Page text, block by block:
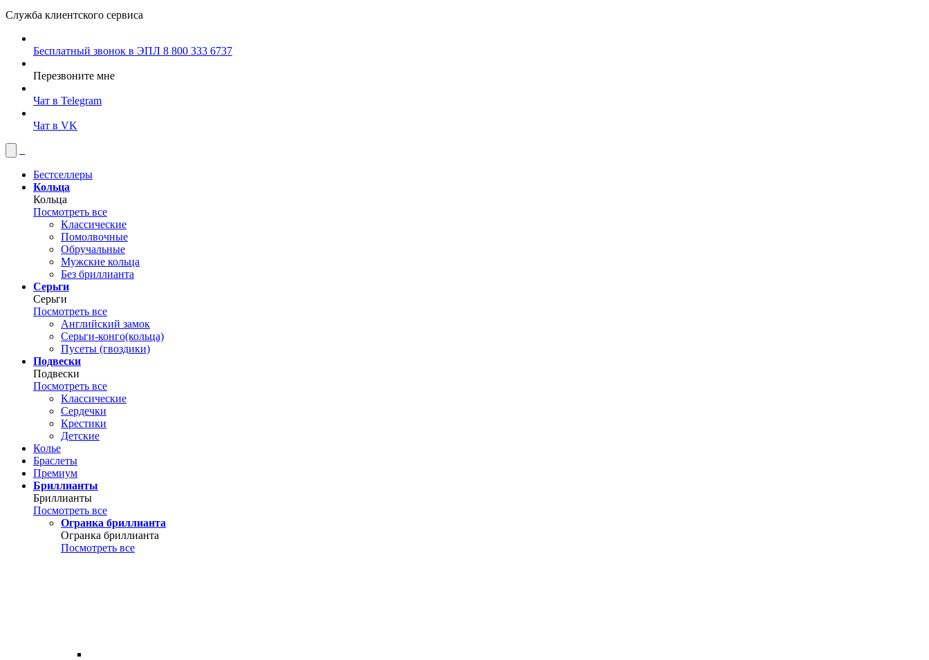
Служба клиентского сервиса
Бесплатный звонок в ЭПЛ 8 800 333 6737
Перезвоните мне
Чат в Telegram
Чат в VK
Бестселлеры
Кольца
Кольца
Посмотреть все
Классические
Помолвочные
Обручальные
Мужские кольца
Без бриллианта
Серьги
Серьги
Посмотреть все
Английский замок
Серьги-конго(кольца)
Пусеты (гвоздики)
Подвески
Подвески
Посмотреть все
Классические
Сердечки
Крестики
Детские
Колье
Браслеты
Премиум
Бриллианты
Бриллианты
Посмотреть все
Огранка бриллианта
Огранка бриллианта
Посмотреть все